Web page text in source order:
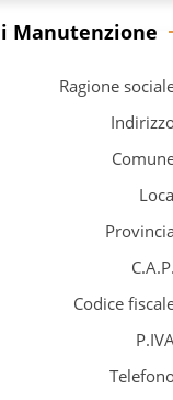
Manutenzione
Ragione
Codice